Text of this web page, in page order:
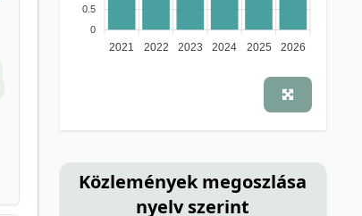
0.5
0
2021 2022 2023 2024 2025 2026
Közlemények megoszlása
nyelv szerint